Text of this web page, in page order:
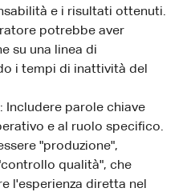
e i risultati ottenuti.
potrebbe aver
su una linea di
i tempi di inattività del
Includere parole chiave
e al ruolo specifico.
"produzione",
qualità", che
l'esperienza diretta nel